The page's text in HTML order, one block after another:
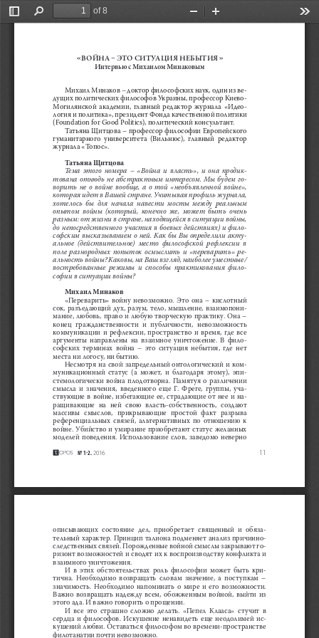
Toggle
Find
of 8
Zoom
11
Т 1е2. 2016
«ВОЙНА – ЭТО СИТУАЦИЯ НЕБЫТИЯ»
Интервью с Михаилом Минаковым
Михаил Минаков – доктор философских наук, один из ве-
дущих политических философов Украины, профессор Киево-
Могилянской  академии,  главный  редактор  журнала  «Идео-
логия и политика», президент Фонда качественной политики
(Foundation for Good Politics), политический консультант.
Татьяна Щитцова – профессор философии Европейского
гуманитарного  университета  (Вильнюс),  главный  редактор
журнала «Топос».
Татьяна Щитцова
Тема  этого  номера  –  «Война  и  власть»,  и  она  продик-
тована  отнюдь  не  абстрактным  интересом.  Мы  будем  го-
ворить  не  о  войне  вообще,  а  о  той  «необъявленной  войне»,
которая идет в Вашей стране. Учитывая профиль журнала,
хотелось  бы  для  начала  навести  мосты  между  реальным
опытом  войны  (который,  конечно  же,  может  быть  очень
разным: от жизни в стране, находящейся в ситуации войны,
до непосредственного участия в боевых действиях) и фило-
софским высказыванием о ней. Как бы Вы определили акту-
альное  (действительное)  место  философской  рефлексии  в
поле  разнородных  попыток  осмыслить  и  «переварить»  ре-
альность войны? Каковы, на Ваш взгляд, наиболее уместные/
востребованные  режимы  и  способы  практикования  фило-
софии в ситуации войны?
Михаил Минаков
«Переварить»  войну  невозможно.  Это  она  –  кислотный
сок,  разъедающий  дух,  разум,  тело,  мышление,  взаимопони-
мание,  любовь,  право  и  любую  творческую  практику.  Она  –
конец  гражданственности  и  публичности,  невозможность
коммуникации  и  рефлексии,  пространство  и  время,  где  все
аргументы  направлены  на  взаимное  уничтожение.  В  фило-
софских  терминах  война  –  это  ситуация  небытия,  где  нет
места ни логосу, ни бытию.
Несмотря  на  свой  запредельный  онтологический  и  ком-
муникационный  статус  (а  может,  и  благодаря  этому),  эпи-
стемологически  война  плодотворна.  Памятуя  о  различении
смысла  и  значения,  введенного  еще  Г.  Фреге,  группы,  уча-
ствующие  в  войне,  избегающие  ее,  страдающие  от  нее  и  на-
ращивающие  на  ней  свою  власть-собственность,  создают
массивы  смыслов,  прикрывающие  простой  факт  разрыва
референциальных  связей,  альтернативных  по  отношению  к
войне.  Убийство  и  умирание  приобретают  статус  желанных
моделей  поведения.  Использование  слов,  заведомо  неверно
описывающих  состояние  дел,  приобретает  священный  и  обяза-
тельный характер. Принцип талиона подменяет анализ причинно-
следственных связей. Порожденные войной смыслы закрывают го-
ризонт возможностей и сводят их к воспроизводству конфликта и
взаимного уничтожения.
И  в  этих  обстоятельствах  роль  философии  может  быть  кри-
тична.  Необходимо  возвращать  словам  значение,  а  поступкам  –
значимость.  Необходимо  напоминать  о  мире  и  его  возможности.
Важно  возвращать  надежду  всем,  обожженным  войной,  выйти  из
этого ада. И важно говорить о прощении.
И  все  это  страшно  сложно  делать.  «Пепел  Клааса»  стучит  в
сердца  и  философов.  Искушение  ненавидеть  еще  неодолимей  ис-
кушений любви. Оставаться философом во времени-пространстве
филотанатии почти невозможно.